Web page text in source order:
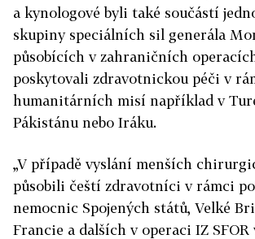
a kynologové byli také součástí
skupiny speciálních sil generála
působících v zahraničních
poskytovali zdravotnickou péči v
humanitárních misí například v
Pákistánu nebo Iráku.
„V případě vyslání menších
působili čeští zdravotníci v rámci
nemocnic Spojených států, Velké
Francie a dalších v operaci IZ SFOR